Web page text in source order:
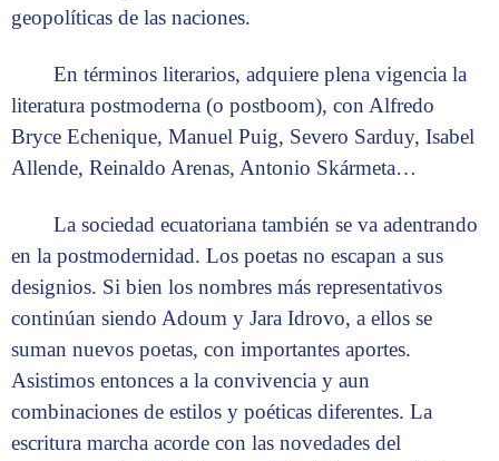
geopolíticas de las naciones.
En términos literarios, adquiere plena vigencia la
literatura postmoderna (o postboom), con Alfredo
Bryce Echenique, Manuel Puig, Severo Sarduy, Isabel
Allende, Reinaldo Arenas, Antonio Skármeta…
La sociedad ecuatoriana también se va adentrando
en la postmodernidad. Los poetas no escapan a sus
designios. Si bien los nombres más representativos
continúan siendo Adoum y Jara Idrovo, a ellos se
suman nuevos poetas, con importantes aportes.
Asistimos entonces a la convivencia y aun
combinaciones de estilos y poéticas diferentes. La
escritura marcha acorde con las novedades del